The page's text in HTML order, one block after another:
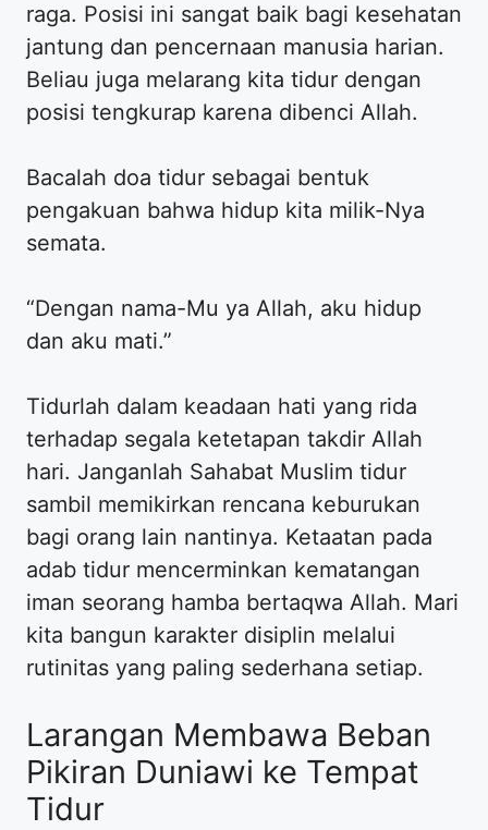
raga. Posisi ini sangat baik bagi kesehatan
jantung dan pencernaan manusia harian.
Beliau juga melarang kita tidur dengan
posisi tengkurap karena dibenci Allah.
Bacalah doa tidur sebagai bentuk
pengakuan bahwa hidup kita milik-Nya
semata.
“Dengan nama-Mu ya Allah, aku hidup
dan aku mati.”
Tidurlah dalam keadaan hati yang rida
terhadap segala ketetapan takdir Allah
hari. Janganlah Sahabat Muslim tidur
sambil memikirkan rencana keburukan
bagi orang lain nantinya. Ketaatan pada
adab tidur mencerminkan kematangan
iman seorang hamba bertaqwa Allah. Mari
kita bangun karakter disiplin melalui
rutinitas yang paling sederhana setiap.
Larangan Membawa Beban
Pikiran Duniawi ke Tempat
Tidur